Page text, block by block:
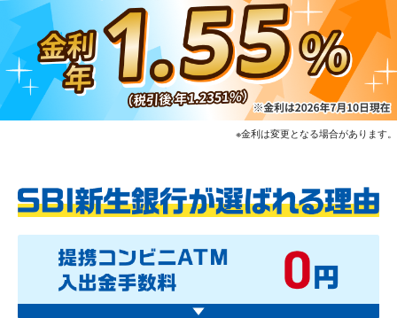
※金利は変更となる場合があります。